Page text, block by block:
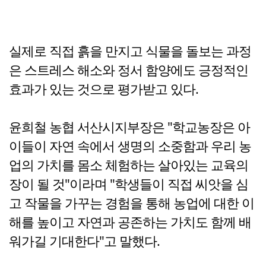
실제로 직접 흙을 만지고 식물을 돌보는 과정
은 스트레스 해소와 정서 함양에도 긍정적인
효과가 있는 것으로 평가받고 있다.
윤희철 농협 서산시지부장은 "학교농장은 아
이들이 자연 속에서 생명의 소중함과 우리 농
업의 가치를 몸소 체험하는 살아있는 교육의
장이 될 것"이라며 "학생들이 직접 씨앗을 심
고 작물을 가꾸는 경험을 통해 농업에 대한 이
해를 높이고 자연과 공존하는 가치도 함께 배
워가길 기대한다"고 말했다.